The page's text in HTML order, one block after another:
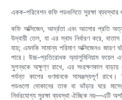
একক-পরিবেশন কফি পডগুলিতে সুরক্ষা
কফি অক্সিজেন, আর্দ্রতা এবং আলোর প্রতি
উদ্বায়ী তেল, যা এর স্বাদ নির্ধারণ করে,
যায়; এমনকি সামান্য পরিমাণ অক্সিজেনও জারণ
পারে। উচ্চ-প্রতিরোধক অ্যালুমিনিয়াম
সুগন্ধকে অক্ষুণ্ণ রাখে, এর সংরক্ষণকাল
পর্যন্ত কাপের গুণমানকে সামঞ্জস্যপূর্ণ রাখে।
পডগুলো দোকানের তাক বা ভাঁড়ার ঘরে
নির্ভরযোগ্য সুরক্ষা ব্যবস্থা ঐচ্ছিক নয়—এটি